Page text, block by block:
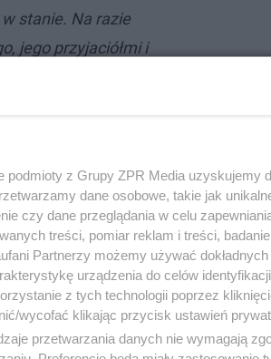
stanie. Na razie
jego przyjaciółmi i
śmierć poruszyła Polskę
podmioty z Grupy ZPR Media uzyskujemy
dane osobowe, takie jak
czy dane przeglądania w celu
treści, pomiar reklam i treści,
Partnerzy możemy używać
urządzenia do celów
z tych technologii poprzez
wycofać klikając przycisk ustawień
przetwarzania danych nie wymagają